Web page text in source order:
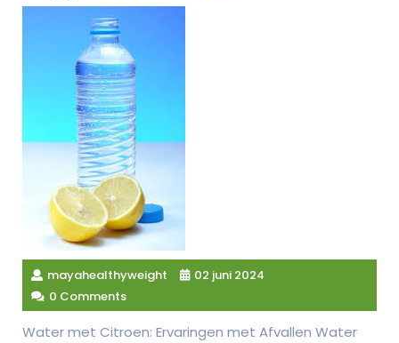
mayahealthyweight
02 juni 2024
0 Comments
Water met Citroen: Ervaringen met Afvallen Water